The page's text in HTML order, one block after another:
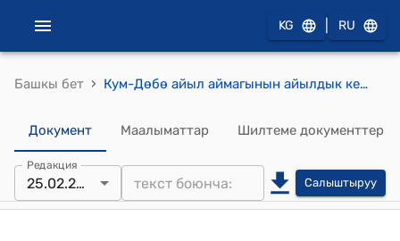
KG RU
Башкы бет › Кум-Дөбө айыл аймагынын айылдык кеңешинин 2026-жылдын 25-февралындагы № 13/3 "Ак-Жар айылынын тургуну Баатаев Алахундун 3.80 га үлүш жери жөнүндө" Токтому
Документ Маалыматтар Шилтеме документтер
Редакция
25.02.2026 Салыштыруу